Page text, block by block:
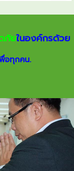
ภัยในองค์กรด้วย
อทุกคน.